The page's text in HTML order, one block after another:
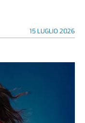
15 LUGLIO 2026